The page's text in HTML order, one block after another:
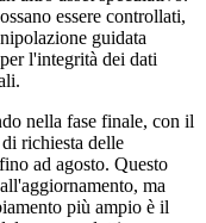
essere controllati,
guidata
l'integrità dei dati
nella fase finale, con il
richiesta delle
ad agosto. Questo
ma
più ampio è il